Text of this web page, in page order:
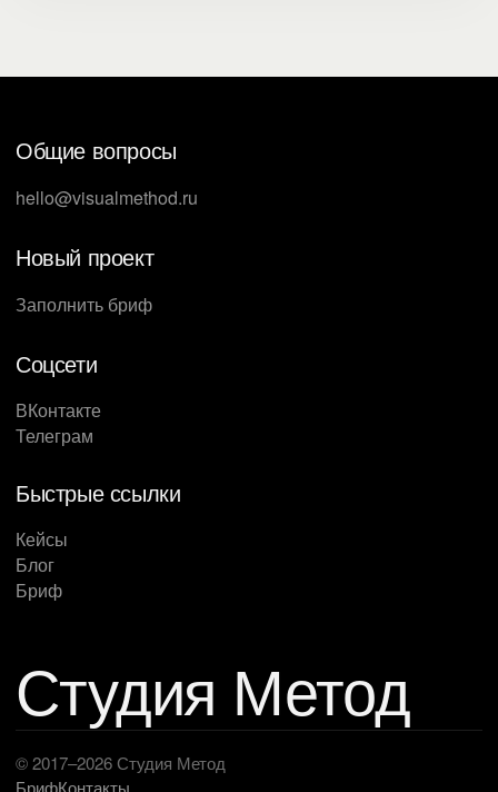
Общие вопросы
hello@visualmethod.ru
Новый проект
Заполнить бриф
Соцсети
ВКонтакте
Телеграм
Быстрые ссылки
Кейсы
Блог
Бриф
Студия Метод
© 2017–2026 Студия Метод
БрифКонтакты